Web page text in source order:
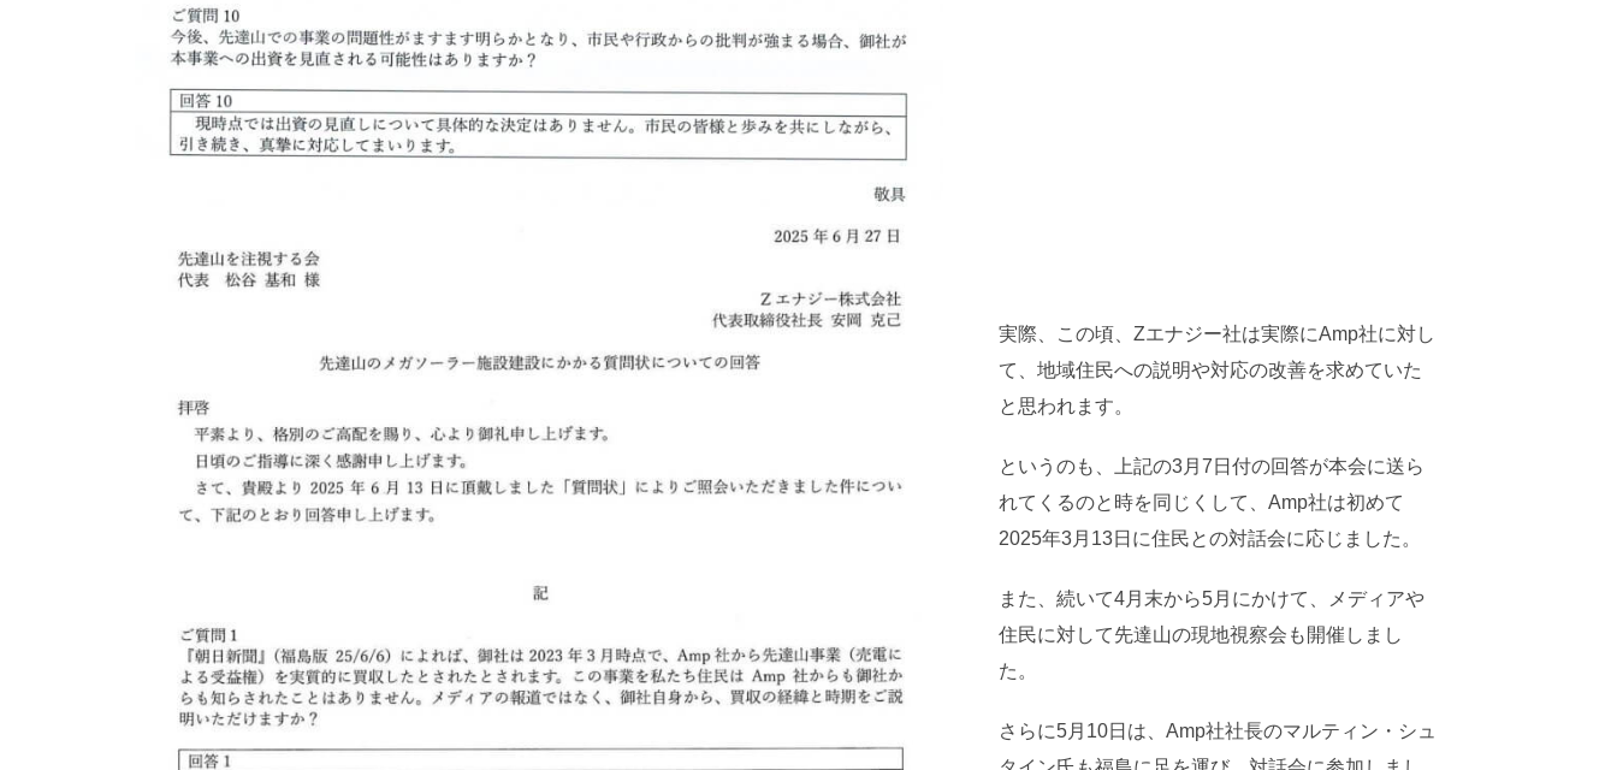
実際、この頃、Zエナジー社は実際にAmp社に対し
て、地域住民への説明や対応の改善を求めていた
と思われます。
というのも、上記の3月7日付の回答が本会に送ら
れてくるのと時を同じくして、Amp社は初めて
2025年3月13日に住民との対話会に応じました。
また、続いて4月末から5月にかけて、メディアや
住民に対して先達山の現地視察会も開催しまし
た。
さらに5月10日は、Amp社社長のマルティン・シュ